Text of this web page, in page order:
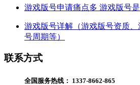
游戏版号申请痛点多 游戏版号
游戏版号详解（游戏版号资质
号周期等）
联系方式
全国服务热线： 1337-8662-865